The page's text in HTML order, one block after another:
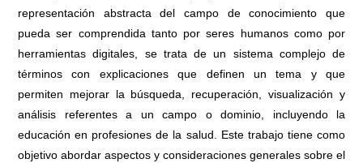
representación abstracta del campo de conocimiento que
pueda ser comprendida tanto por seres humanos como por
herramientas digitales, se trata de un sistema complejo de
términos con explicaciones que definen un tema y que
permiten mejorar la búsqueda, recuperación, visualización y
análisis referentes a un campo o dominio, incluyendo la
educación en profesiones de la salud. Este trabajo tiene como
objetivo abordar aspectos y consideraciones generales sobre el